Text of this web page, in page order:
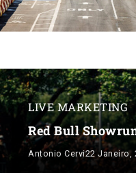
LIVE MARKETING
Red Bull
Antonio Cervi22 Janeiro,